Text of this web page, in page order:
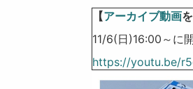
【アーカイブ動画
11/6(日)16:00～に
https://youtu.be/